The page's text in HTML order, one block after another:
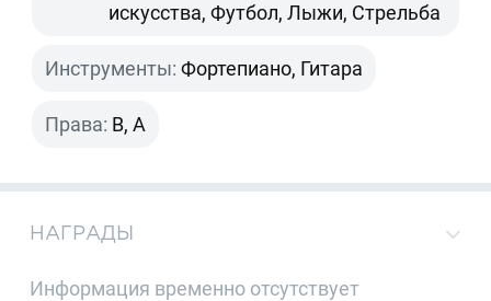
искусства, Футбол, Лыжи, Стрельба
Инструменты: Фортепиано, Гитара
Права: B, A
НАГРАДЫ
Информация временно отсутствует